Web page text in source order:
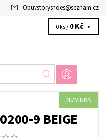
Obuvstoryshoes@seznam.cz
0 ks / 0 Kč
NOVINKA
9 BEIGE